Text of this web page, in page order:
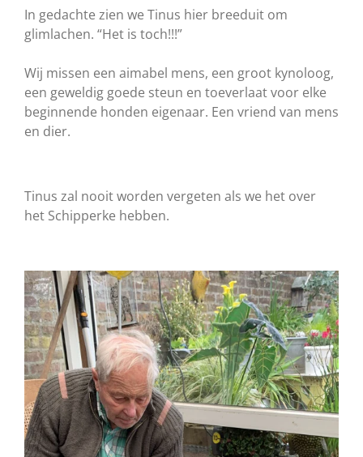
In gedachte zien we Tinus hier breeduit om
glimlachen. “Het is toch!!!”
Wij missen een aimabel mens, een groot kynoloog,
een geweldig goede steun en toeverlaat voor elke
beginnende honden eigenaar. Een vriend van mens
en dier.
Tinus zal nooit worden vergeten als we het over
het Schipperke hebben.